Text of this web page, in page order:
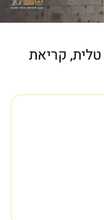
טלית, קריאת